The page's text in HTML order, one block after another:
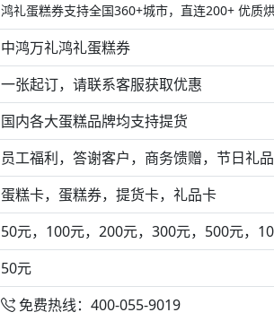
鸿礼蛋糕券支持全国360+城市，直连200+ 优质
中鸿万礼鸿礼蛋糕券
一张起订，请联系客服获取优惠
国内各大蛋糕品牌均支持提货
员工福利，答谢客户，商务馈赠，节日礼品
蛋糕卡，蛋糕券，提货卡，礼品卡
50元，100元，200元，300元，500元，
50元
免费热线：400-055-9019